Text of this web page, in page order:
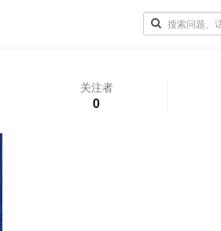
关注者
0